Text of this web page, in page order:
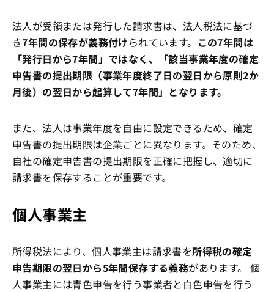
法人が受領または発行した請求書は、法人税法に基づ
き7年間の保存が義務付け られています。 この7年間は
「発行日から7年間」ではなく、「該当事業年度の確定
申告書の提出期限（事業年度終了日の翌日から原則2か
月後）の翌日から起算して7年間」となります。
また、法人は事業年度を自由に設定できるため、確定
申告書の提出期限は企業ごとに異なります。そのため、
自社の確定申告書の提出期限を正確に把握し、適切に
請求書を保存することが重要です。
個人事業主
所得税法により、個人事業主は請求書を所得税の確定
申告期限の翌日から5年間保存する義務があります。 個
人事業主には青色申告を行う事業者と白色申告を行う